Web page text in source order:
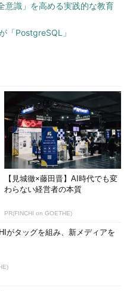
意識」を高める実践的な教育
「PostgreSQL」
【見城徹×藤田晋】AI時代でも変
わらない経営者の本質
PR(FINCHI on GOETHE)
がタッグを組み、新メディアを